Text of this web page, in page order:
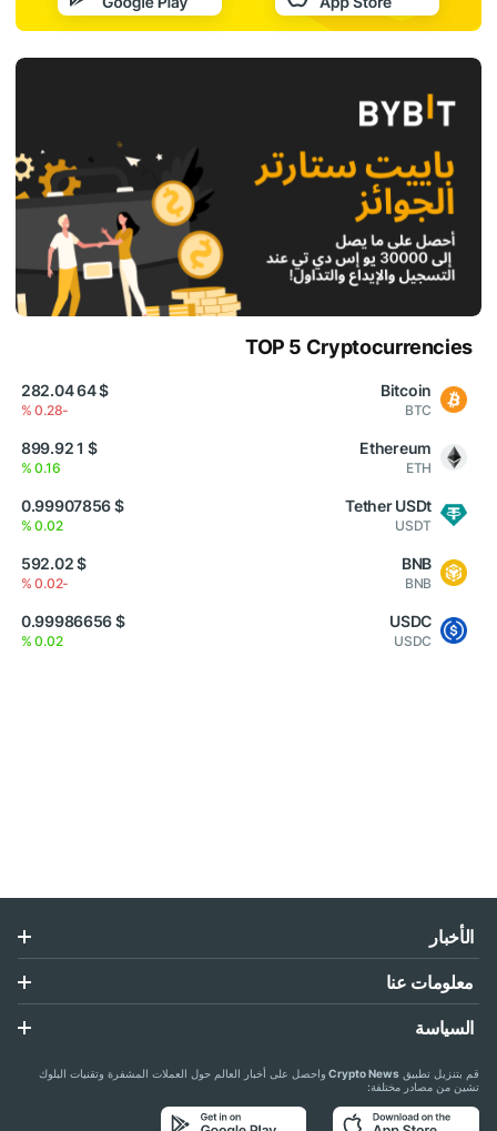
TOP 5 Cryptocurrencies
Bitcoin
BTC
$ 64 282.04
-0.28 %
Ethereum
ETH
$ 1 899.92
0.16 %
Tether USDt
USDT
$ 0.99907856
0.02 %
BNB
BNB
$ 592.02
-0.02 %
USDC
USDC
$ 0.99986656
0.02 %
الأخبار
معلومات عنا
السياسة
قم بتنزيل تطبيق Crypto News واحصل على أخبار العالم حول العملات المشفرة وتقنيات البلوك
تشين من مصادر مختلفة: